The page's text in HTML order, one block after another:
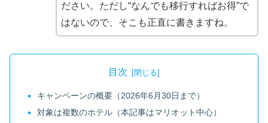
ださい。ただし“なんでも移行すればお得”で
はないので、そこも正直に書きますね。
目次
キャンペーンの概要（2026年6月30日まで）
対象は複数のホテル（本記事はマリオット中心）